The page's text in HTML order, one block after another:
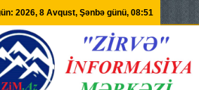
2026, 8 Avqust, Şənbə günü, 08:51